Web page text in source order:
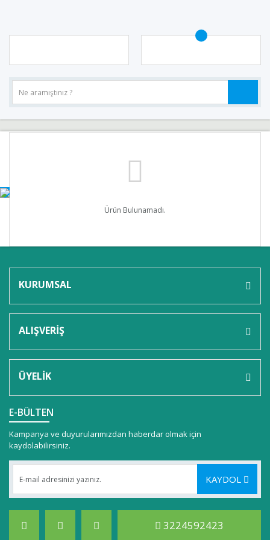
Ürün Bulunamadı.
KURUMSAL
ALIŞVERİŞ
ÜYELİK
E-BÜLTEN
Kampanya ve duyurularımızdan haberdar olmak için
kaydolabilirsiniz.
KAYDOL
3224592423